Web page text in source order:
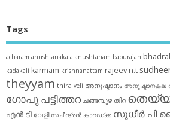
Tags
acharam anushtanakala anushtanam baburajan
kadakali karmam krishnanattam rajeev n.t
theyyam thira veli അനുഷ്ഠാനം അനുഷ്ഠാനകല
ഗോപു പട്ടിത്തറ ചങ്ങമ്പുഴ തിറ
എൻ ടി വേളി സചീന്ദ്രന്‍ കാറഡ്ക്ക സുധീര്‍ പി